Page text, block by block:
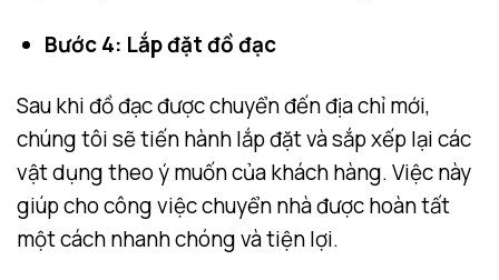
Bước 4: Lắp đặt đồ đạc
Sau khi đồ đạc được chuyển đến địa chỉ mới,
chúng tôi sẽ tiến hành lắp đặt và sắp xếp lại các
vật dụng theo ý muốn của khách hàng. Việc này
giúp cho công việc chuyển nhà được hoàn tất
một cách nhanh chóng và tiện lợi.